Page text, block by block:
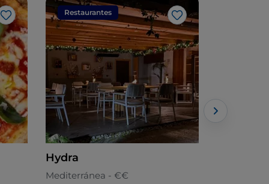
Me gusta
Restaurantes
Me gusta
Hydra
Mediterránea - €€